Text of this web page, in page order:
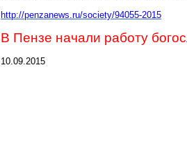
http://penzanews.ru/society/94055-2015
В Пензе начали работу
10.09.2015